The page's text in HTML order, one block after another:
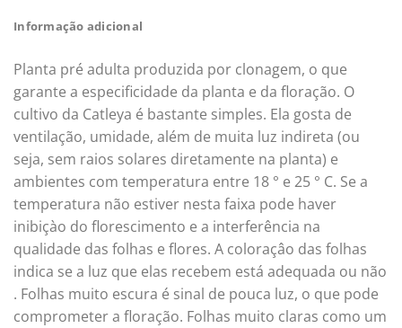
Informação adicional
Planta pré adulta produzida por clonagem, o que
garante a especificidade da planta e da floração. O
cultivo da Catleya é bastante simples. Ela gosta de
ventilação, umidade, além de muita luz indireta (ou
seja, sem raios solares diretamente na planta) e
ambientes com temperatura entre 18 ° e 25 ° C. Se a
temperatura não estiver nesta faixa pode haver
inibiçào do florescimento e a interferência na
qualidade das folhas e flores. A coloraçâo das folhas
indica se a luz que elas recebem está adequada ou não
. Folhas muito escura é sinal de pouca luz, o que pode
comprometer a floração. Folhas muito claras como um